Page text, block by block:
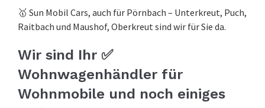
🥇 Sun Mobil Cars, auch für Pörnbach – Unterkreut, Puch,
Raitbach und Maushof, Oberkreut sind wir für Sie da.
Wir sind Ihr ✅
Wohnwagenhändler für
Wohnmobile und noch einiges